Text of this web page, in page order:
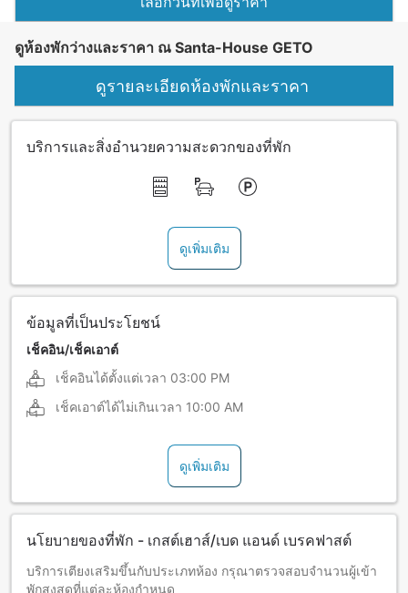
ดูห้องพักว่างและราคา ณ Santa-House GETO
ดูรายละเอียดห้องพักและราคา
บริการและสิ่งอำนวยความสะดวกของที่พัก
ดูเพิ่มเติม
ข้อมูลที่เป็นประโยชน์
เช็คอิน/เช็คเอาต์
เช็คอินได้ตั้งแต่เวลา 03:00 PM
เช็คเอาต์ได้ไม่เกินเวลา 10:00 AM
ดูเพิ่มเติม
นโยบายของที่พัก - เกสต์เฮาส์/เบด แอนด์ เบรคฟาสต์
บริการเตียงเสริมขึ้นกับประเภทห้อง กรุณาตรวจสอบจำนวนผู้เข้า
พักสูงสุดที่แต่ละห้องกำหนด